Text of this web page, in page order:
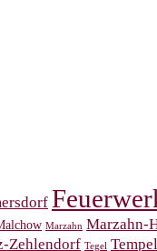
Marzahn Marzahn-
Zehlendorf Tegel